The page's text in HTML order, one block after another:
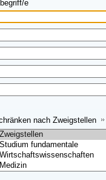
e
nach Zweigstellen